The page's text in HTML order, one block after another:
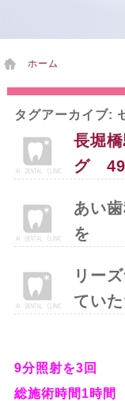
ホーム
タグアーカイブ:
長堀
グ
あい
を
リー
てい
9分照射を3回
総施術時間1時間